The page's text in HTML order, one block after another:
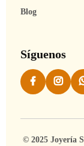
Blog
Síguenos
© 2025 Joyería